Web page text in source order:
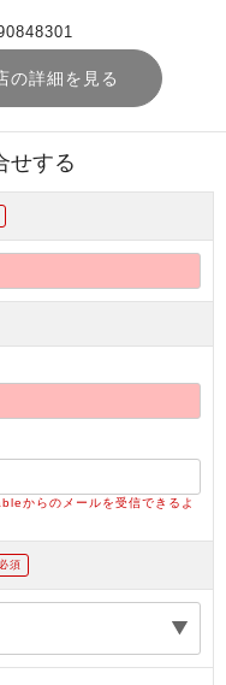
の詳細を見る
せする
からのメールを受信できるよ
須